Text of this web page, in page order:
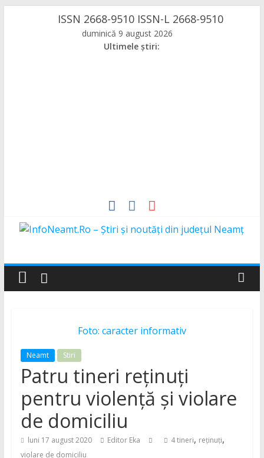
ISSN 2668-9510 ISSN-L 2668-9510
duminică 9 august 2026
Ultimele știri:
InfoNeamt.Ro
–
și
noutăți
din
Foto: caracter informativ
Neamt Stiri
Patru tineri reținuți
pentru violență și violare
de domiciliu
luni 17 august 2020 Editor Eka 4 tineri, reținuți,
violare de domiciliu